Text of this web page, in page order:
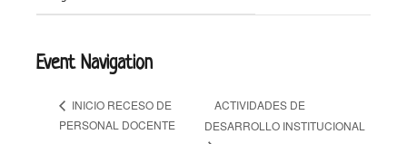
Event Navigation
INICIO RECESO DE
PERSONAL DOCENTE
ACTIVIDADES DE
DESARROLLO INSTITUCIONAL